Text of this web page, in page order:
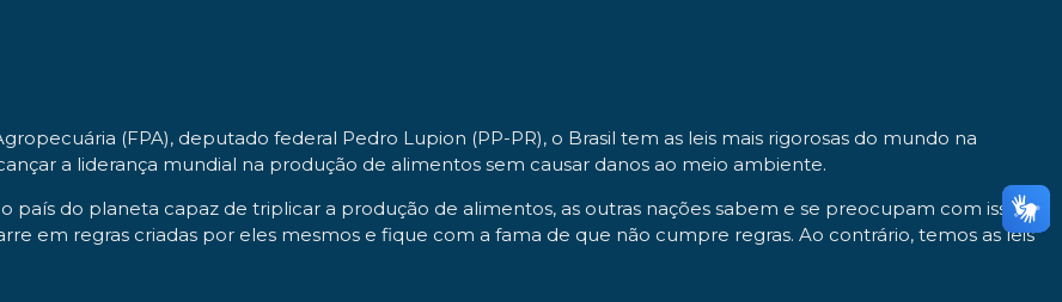
(FPA), deputado federal Pedro Lupion (PP-PR), o Brasil tem as leis mais rigorosas do mundo na
a liderança mundial na produção de alimentos sem causar danos ao meio ambiente.
país do planeta capaz de triplicar a produção de alimentos, as outras nações sabem e se preocupam com isso.
em regras criadas por eles mesmos e fique com a fama de que não cumpre regras. Ao contrário, temos as leis